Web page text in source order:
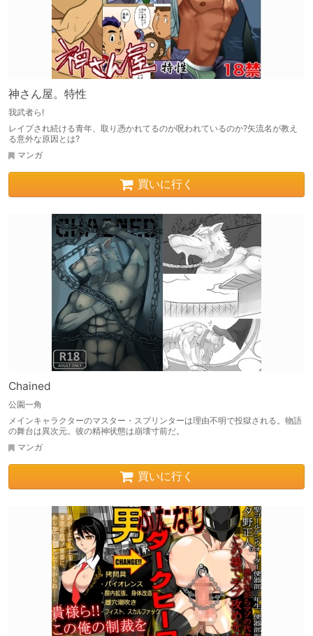
神さん屋。特性
我武者ら!
レイプされ続ける青年、取り憑かれてるのか呪われているのか?矢流名が教え
る意外な原因とは?
マンガ
買いに行く
Chained
公園一角
メインキャラクターのマスター・スプリンターは理由不明で投獄される。物語
の舞台は異次元。彼の精神状態は崩壊寸前だ。
マンガ
買いに行く